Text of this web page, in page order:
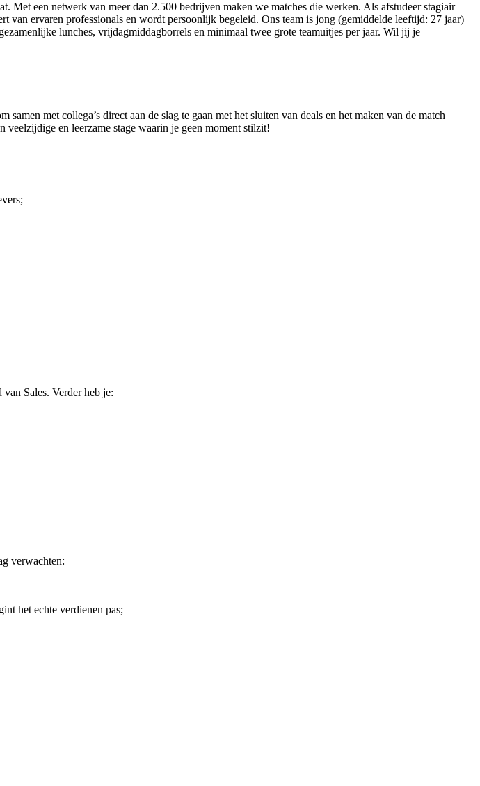
Met een netwerk van meer dan 2.500 bedrijven maken we matches die werken. Als afstudeer stagiair
van ervaren professionals en wordt persoonlijk begeleid. Ons team is jong (gemiddelde leeftijd: 27 jaar)
lunches, vrijdagmiddagborrels en minimaal twee grote teamuitjes per jaar. Wil jij je
met collega’s direct aan de slag te gaan met het sluiten van deals en het maken van de match
veelzijdige en leerzame stage waarin je geen moment stilzit!
Sales. Verder heb je:
verwachten:
het echte verdienen pas;